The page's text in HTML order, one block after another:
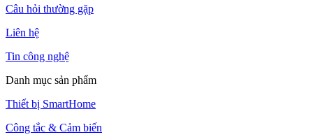
Câu hỏi thường gặp
Liên hệ
Tin công nghệ
Danh mục sản phẩm
Thiết bị SmartHome
Công tắc & Cảm biến